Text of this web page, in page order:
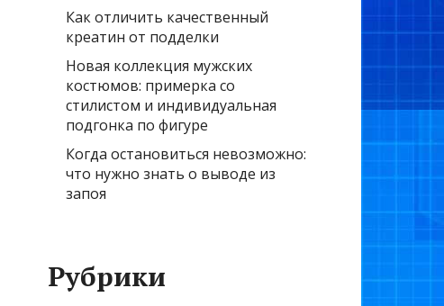
Как отличить качественный
креатин от подделки
Новая коллекция мужских
костюмов: примерка со
стилистом и индивидуальная
подгонка по фигуре
Когда остановиться невозможно:
что нужно знать о выводе из
запоя
Рубрики